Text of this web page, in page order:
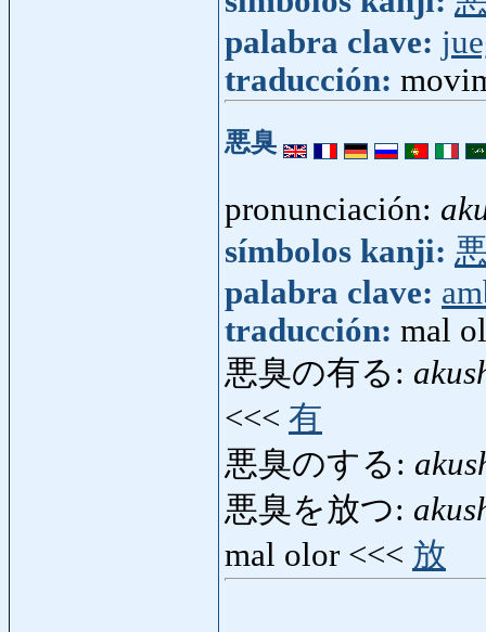
palabra clave:
traducción:
悪臭
pronunciación:
símbolos kanji:
palabra clave:
traducción: mal
悪臭の有る:
<<< 有
悪臭のする:
悪臭を放つ:
mal olor <<< 放